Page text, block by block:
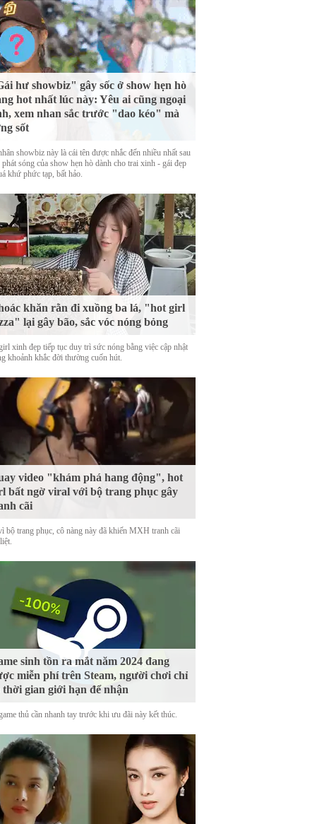
hư showbiz" gây sốc ở show hẹn hò
hot nhất lúc này: Yêu ai cũng ngoại
xem nhan sắc trước "dao kéo" mà
sốt
showbiz này là cái tên được nhắc đến nhiều nhất sau
phát sóng của show hẹn hò dành cho trai xinh - gái đẹp
khứ phức tạp, bất hảo.
khăn rằn đi xuồng ba lá, "hot girl
lại gây bão, sắc vóc nóng bỏng
xinh đẹp tiếp tục duy trì sức nóng bằng việc cập nhật
khoảnh khắc đời thường cuốn hút.
video "khám phá hang động", hot
bất ngờ viral với bộ trang phục gây
cãi
bộ trang phục, cô nàng này đã khiến MXH tranh cãi
sinh tồn ra mắt năm 2024 đang
miễn phí trên Steam, người chơi chỉ
thời gian giới hạn để nhận
thủ cần nhanh tay trước khi ưu đãi này kết thúc.